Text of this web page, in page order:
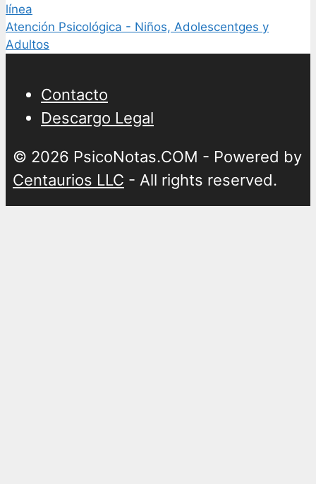
línea
Atención Psicológica - Niños, Adolescentges y
Adultos
Contacto
Descargo Legal
© 2026 PsicoNotas.COM - Powered by
Centaurios LLC - All rights reserved.